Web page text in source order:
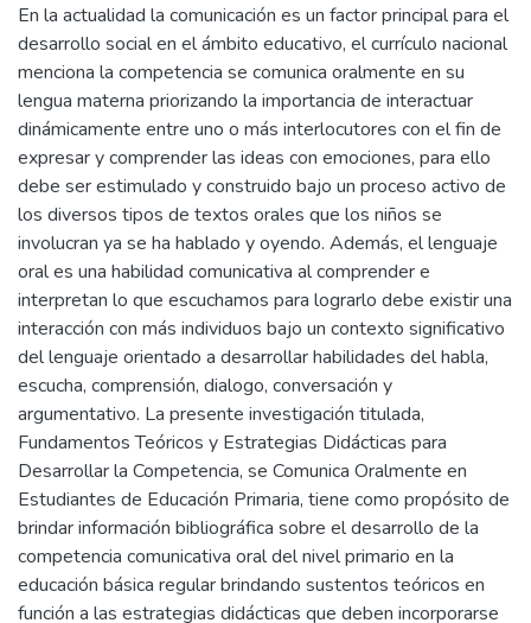
En la actualidad la comunicación es un factor principal para el
desarrollo social en el ámbito educativo, el currículo nacional
menciona la competencia se comunica oralmente en su
lengua materna priorizando la importancia de interactuar
dinámicamente entre uno o más interlocutores con el fin de
expresar y comprender las ideas con emociones, para ello
debe ser estimulado y construido bajo un proceso activo de
los diversos tipos de textos orales que los niños se
involucran ya se ha hablado y oyendo. Además, el lenguaje
oral es una habilidad comunicativa al comprender e
interpretan lo que escuchamos para lograrlo debe existir una
interacción con más individuos bajo un contexto significativo
del lenguaje orientado a desarrollar habilidades del habla,
escucha, comprensión, dialogo, conversación y
argumentativo. La presente investigación titulada,
Fundamentos Teóricos y Estrategias Didácticas para
Desarrollar la Competencia, se Comunica Oralmente en
Estudiantes de Educación Primaria, tiene como propósito de
brindar información bibliográfica sobre el desarrollo de la
competencia comunicativa oral del nivel primario en la
educación básica regular brindando sustentos teóricos en
función a las estrategias didácticas que deben incorporarse